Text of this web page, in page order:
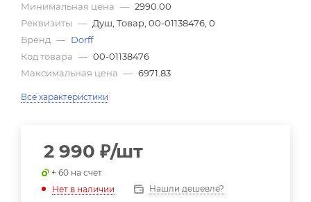
Минимальная цена — 2990.00
Реквизиты — Душ, Товар, 00-01138476, 0
Бренд — Dorff
Код товара — 00-01138476
Максимальная цена — 6971.83
Все характеристики
2 990 ₽/шт
+ 60 на счет
Нет в наличии
Нашли дешевле?